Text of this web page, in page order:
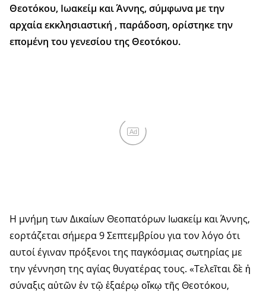
Θεοτόκου, Ιωακείμ και Άννης, σύμφωνα με την
αρχαία εκκλησιαστική , παράδοση, ορίστηκε την
επομένη του γενεσίου της Θεοτόκου.
Ad
Η μνήμη των Δικαίων Θεοπατόρων Ιωακείμ και Άννης,
εορτάζεται σήμερα 9 Σεπτεμβρίου για τον λόγο ότι
αυτοί έγιναν πρόξενοι της παγκόσμιας σωτηρίας με
την γέννηση της αγίας θυγατέρας τους. «Τελεῖται δὲ ἡ
σύναξις αὐτῶν ἐν τῷ ἑξαέρῳ οἴκῳ τῆς Θεοτόκου,